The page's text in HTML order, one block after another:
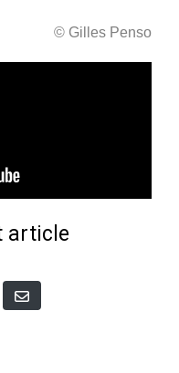
© Gilles Penso
article